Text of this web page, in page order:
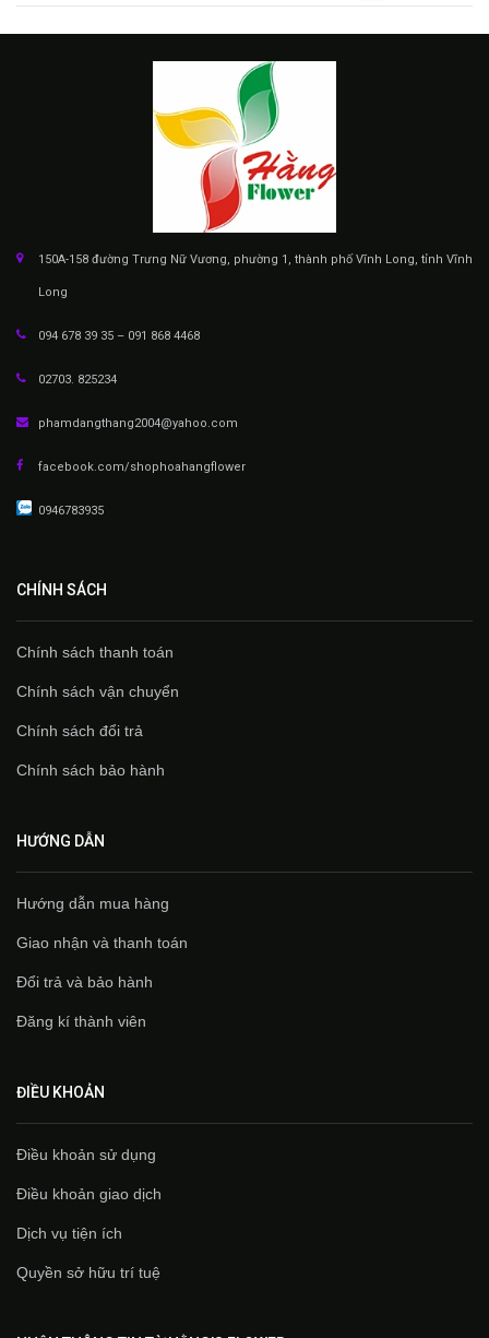
150A-158 đường Trưng Nữ Vương, phường 1, thành phố Vĩnh Long, tỉnh Vĩnh
Long
094 678 39 35 – 091 868 4468
02703. 825234
phamdangthang2004@yahoo.com
facebook.com/shophoahangflower
0946783935
CHÍNH SÁCH
Chính sách thanh toán
Chính sách vận chuyển
Chính sách đổi trả
Chính sách bảo hành
HƯỚNG DẪN
Hướng dẫn mua hàng
Giao nhận và thanh toán
Đổi trả và bảo hành
Đăng kí thành viên
ĐIỀU KHOẢN
Điều khoản sử dụng
Điều khoản giao dịch
Dịch vụ tiện ích
Quyền sở hữu trí tuệ